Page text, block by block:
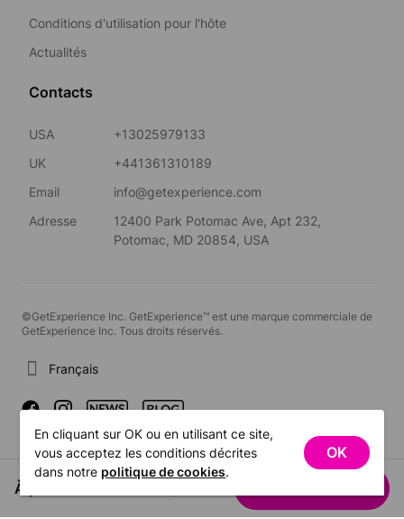
Conditions d'utilisation pour l'hôte
Actualités
Contacts
USA
+13025979133
UK
+441361310189
Email
info@getexperience.com
Adresse
12400 Park Potomac Ave, Apt 232,
Potomac, MD 20854, USA
©GetExperience Inc. GetExperience™ est une marque commerciale de
GetExperience Inc. Tous droits réservés.
Français
À partir de US$54.98
En cliquant sur OK ou en utilisant ce site,
vous acceptez les conditions décrites
dans notre politique de cookies.
OK